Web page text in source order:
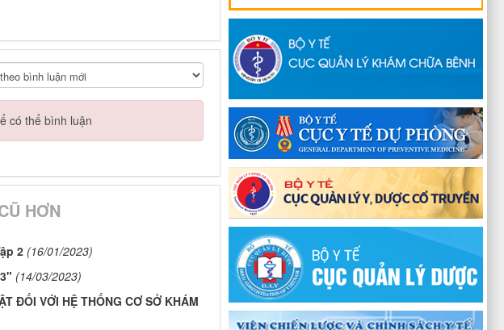
có thể bình luận
HƠN
2 (16/01/2023)
(14/03/2023)
ĐỐI VỚI HỆ THỐNG CƠ SỞ KHÁM